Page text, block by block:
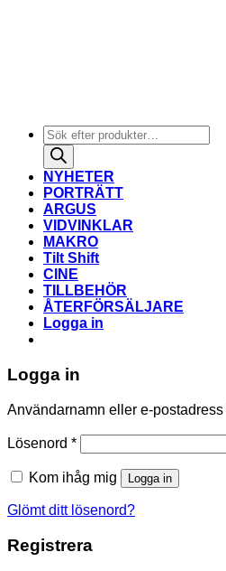
Produktsökning
NYHETER
PORTRÄTT
ARGUS
VIDVINKLAR
MAKRO
Tilt Shift
CINE
TILLBEHÖR
ÅTERFÖRSÄLJARE
Logga in
Logga in
Användarnamn eller e-postadress
Lösenord *Obligatoriskt
Kom ihåg mig Logga in
Glömt ditt lösenord?
Registrera